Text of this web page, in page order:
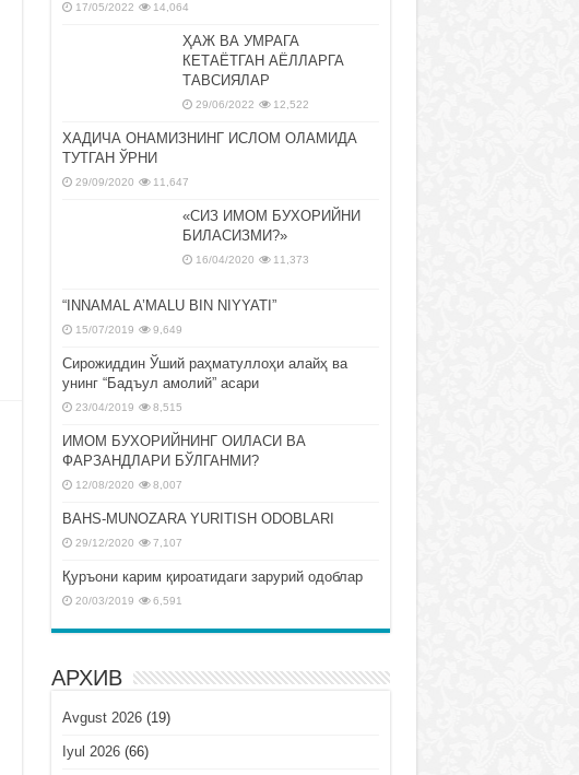
17/05/2022 14,064
ҲАЖ ВА УМРАГА
КЕТАЁТГАН АЁЛЛАРГА
ТАВСИЯЛАР
29/06/2022 12,522
ХАДИЧА ОНАМИЗНИНГ ИСЛОМ ОЛАМИДА
ТУТГАН ЎРНИ
29/09/2020 11,647
«СИЗ ИМОМ БУХОРИЙНИ
БИЛАСИЗМИ?»
16/04/2020 11,373
“INNAMAL A’MALU BIN NIYYATI”
15/07/2019 9,649
Сирожиддин Ўший раҳматуллоҳи алайҳ ва
унинг “Бадъул амолий” асари
23/04/2019 8,515
ИМОМ БУХОРИЙНИНГ ОИЛАСИ ВА
ФАРЗАНДЛАРИ БЎЛГАНМИ?
12/08/2020 8,007
BAHS-MUNOZARA YURITISH ODOBLARI
29/12/2020 7,107
Қуръони карим қироатидаги зарурий одоблар
20/03/2019 6,591
АРХИВ
Avgust 2026(19)
Iyul 2026(66)